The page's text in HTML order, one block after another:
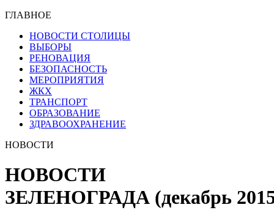
ГЛАВНОЕ
НОВОСТИ СТОЛИЦЫ
ВЫБОРЫ
РЕНОВАЦИЯ
БЕЗОПАСНОСТЬ
МЕРОПРИЯТИЯ
ЖКХ
ТРАНСПОРТ
ОБРАЗОВАНИЕ
ЗДРАВООХРАНЕНИЕ
НОВОСТИ
НОВОСТИ
ЗЕЛЕНОГРАДА (декабрь